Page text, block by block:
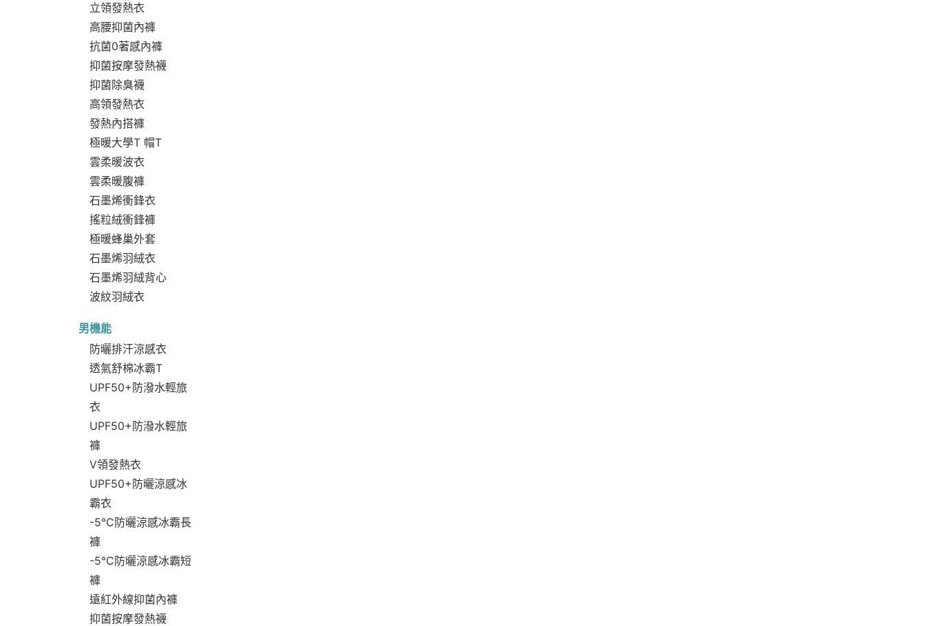
立領發熱衣
高腰抑菌內褲
抗菌0著感內褲
抑菌按摩發熱襪
抑菌除臭襪
高領發熱衣
發熱內搭褲
極暖大學T 帽T
雲柔暖波衣
雲柔暖腹褲
石墨烯衝鋒衣
搖粒絨衝鋒褲
極暖蜂巢外套
石墨烯羽絨衣
石墨烯羽絨背心
波紋羽絨衣
男機能
防曬排汗涼感衣
透氣舒棉冰霸T
UPF50+防潑水輕旅
衣
UPF50+防潑水輕旅
褲
V領發熱衣
UPF50+防曬涼感冰
霸衣
-5°C防曬涼感冰霸長
褲
-5°C防曬涼感冰霸短
褲
遠紅外線抑菌內褲
抑菌按摩發熱襪